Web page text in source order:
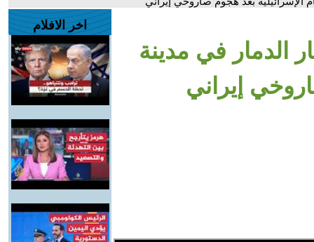
الدمار في مدينة
إيراني
اخر الافلام